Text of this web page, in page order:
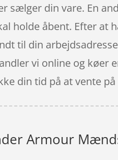
sælger din vare. En
holde åbent. Efter at
til din
vi online og køer
din tid på at vente
Armour